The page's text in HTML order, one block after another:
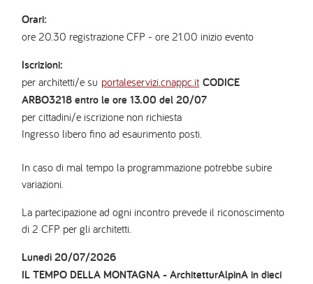
Orari:
ore 20.30 registrazione CFP - ore 21.00 inizio evento
Iscrizioni:
per architetti/e su portaleservizi.cnappc.it CODICE
ARBO3218 entro le ore 13.00 del 20/07
per cittadini/e iscrizione non richiesta
Ingresso libero fino ad esaurimento posti.
In caso di mal tempo la programmazione potrebbe subire
variazioni.
La partecipazione ad ogni incontro prevede il riconoscimento
di 2 CFP per gli architetti.
Lunedì 20/07/2026
IL TEMPO DELLA MONTAGNA - ArchitetturAlpinA in dieci